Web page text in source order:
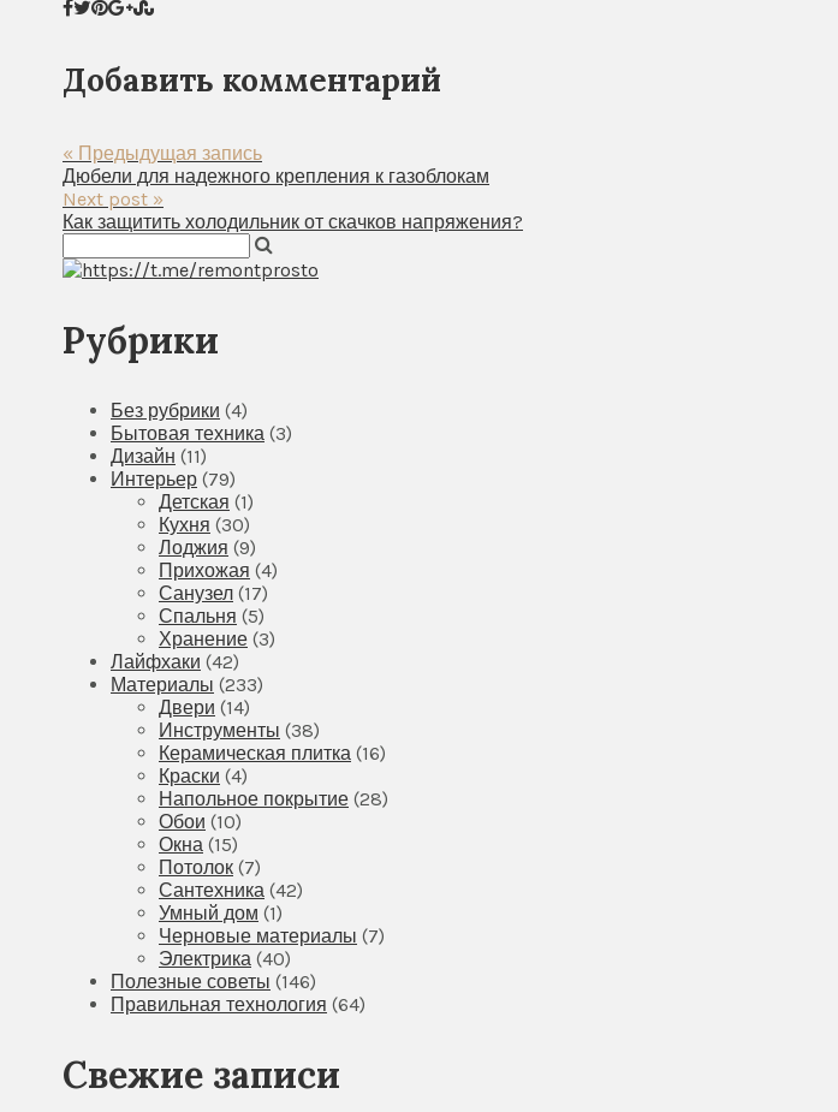
Добавить комментарий
« Предыдущая запись
Дюбели для надежного крепления к газоблокам
Next post »
Как защитить холодильник от скачков напряжения?
Рубрики
Без рубрики (4)
Бытовая техника (3)
Дизайн (11)
Интерьер (79)
Детская (1)
Кухня (30)
Лоджия (9)
Прихожая (4)
Санузел (17)
Спальня (5)
Хранение (3)
Лайфхаки (42)
Материалы (233)
Двери (14)
Инструменты (38)
Керамическая плитка (16)
Краски (4)
Напольное покрытие (28)
Обои (10)
Окна (15)
Потолок (7)
Сантехника (42)
Умный дом (1)
Черновые материалы (7)
Электрика (40)
Полезные советы (146)
Правильная технология (64)
Свежие записи